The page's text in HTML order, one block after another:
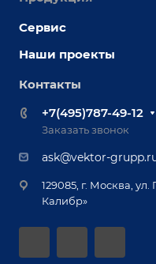
Выставки и мероприятия
Вопрос ответ
Реквизиты
Документы
Сборочно-сварочные
Оснастка для сварочных
Оборудование для
Приварной крепеж
Специализированные
Позиционеры и
Сервис
Сервисное обслуживание
Обучение
Лизинг
Гарантия
автоматизации
Наши проекты
Контакты
+7(495)787-49-12
Заказать звонок
ask@vektor-
129085, г. Москва, ул.
Калибр»